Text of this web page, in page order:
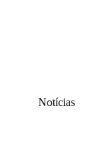
Notícias